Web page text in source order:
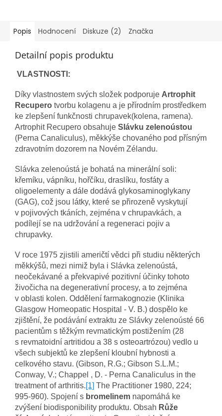
Popis Hodnocení Diskuze (2) Značka
Detailní popis produktu
VLASTNOSTI:
Díky vlastnostem svých složek podporuje Artrophit
Recupero tvorbu kolagenu a je přírodním prostředkem
ke zlepšení funkčnosti chrupavek(kolena, ramena).
Artrophit Recupero obsahuje Slávku zelenoústou
(Perna Canaliculus), měkkýše chovaného pod přísným
zdravotním dozorem na Novém Zélandu.
Slávka zelenoústá je bohatá na minerální soli:
křemíku, vápníku, hořčíku, draslíku, fosfáty a
oligoelementy a dále dodává glykosaminoglykany
(GAG), což jsou látky, které se přirozeně vyskytují
v pojivových tkáních, zejména v chrupavkách, a
podílejí se na udržování a regeneraci pojiv a
chrupavky.
V roce 1975 zjistili američtí vědci při studiu některých
měkkýšů, mezi nimiž byla i Slávka zelenoústá,
neočekávané a překvapivé pozitivní účinky tohoto
živočicha na degenerativní procesy, a to zejména
v oblasti kolen. Oddělení farmakognozie (Klinika
Glasgow Homeopatic Hospital - V. B.) dospělo ke
zjištění, že podávání extraktu ze Slávky zelenoústé 66
pacientům s těžkým revmatickým postižením (28
s revmatoidní artritidou a 38 s osteoartrózou) vedlo u
všech subjektů ke zlepšení kloubní hybnosti a
celkového stavu. (Gibson, R.G.; Gibson S.L.M.;
Conway, V.; Chappel , D. - Perna Canaliculus in the
treatment of arthritis.[1] The Practitioner 1980, 224;
995-960). Spojení s bromelinem napomáhá ke
zvýšení biodisponibility produktu. Obsah Růže